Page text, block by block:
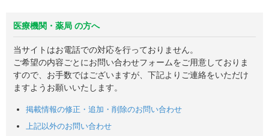
医療機関・薬局 の方へ
当サイトはお電話での対応を行っておりません。
ご希望の内容ごとにお問い合わせフォームをご用意しておりま
すので、お手数ではございますが、下記よりご連絡をいただけ
ますようお願いいたします。
掲載情報の修正・追加・削除のお問い合わせ
上記以外のお問い合わせ